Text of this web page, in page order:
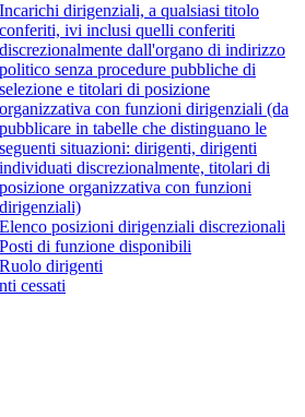
Incarichi dirigenziali, a qualsiasi titolo
conferiti, ivi inclusi quelli conferiti
discrezionalmente dall'organo di indirizzo
politico senza procedure pubbliche di
selezione e titolari di posizione
organizzativa con funzioni dirigenziali (da
pubblicare in tabelle che distinguano le
seguenti situazioni: dirigenti, dirigenti
individuati discrezionalmente, titolari di
posizione organizzativa con funzioni
dirigenziali)
Elenco posizioni dirigenziali discrezionali
Posti di funzione disponibili
Ruolo dirigenti
cessati